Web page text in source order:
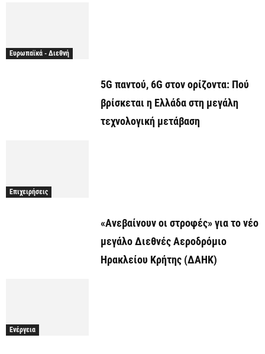
Ευρωπαϊκά - Διεθνή
5G παντού, 6G στον ορίζοντα: Πού
βρίσκεται η Ελλάδα στη μεγάλη
τεχνολογική μετάβαση
Επιχειρήσεις
«Ανεβαίνουν οι στροφές» για το νέο
μεγάλο Διεθνές Αεροδρόμιο
Ηρακλείου Κρήτης (ΔΑΗΚ)
Ενέργεια